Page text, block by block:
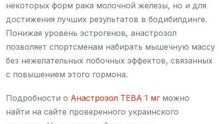
некоторых форм рака молочной железы, но и для
достижения лучших результатов в бодибилдинге.
Понижая уровень эстрогенов, анастрозол
позволяет спортсменам набирать мышечную массу
без нежелательных побочных эффектов, связанных
с повышением этого гормона.
Подробности о Анастрозол ТЕВА 1 мгможно
найти на сайте проверенного украинского